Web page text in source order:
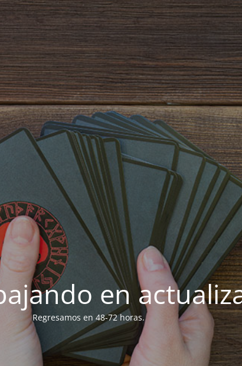
en
Regresamos en 48-72 horas.